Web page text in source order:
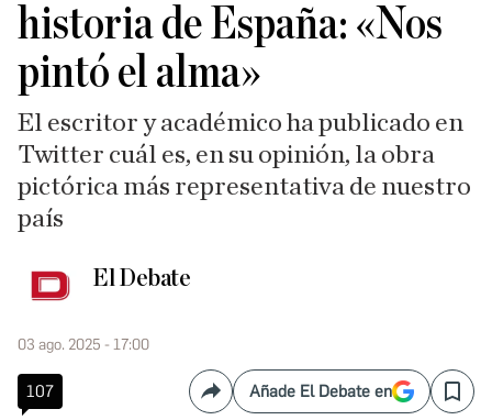
historia de España: «Nos
pintó el alma»
El escritor y académico ha publicado en
Twitter cuál es, en su opinión, la obra
pictórica más representativa de nuestro
país
El Debate
03 ago. 2025 - 17:00
107 CompartirAñade El Debate en Save